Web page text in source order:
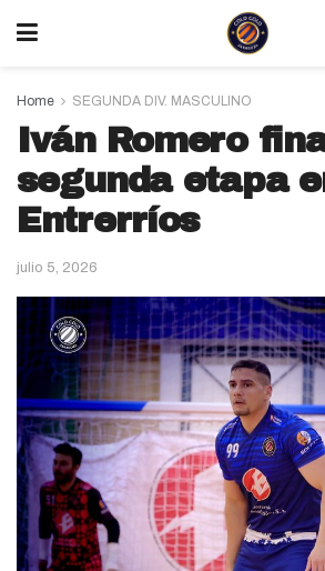
Home SEGUNDA DIV. MASCULINO
Iván Romero
segunda etapa
Entrerríos
julio 5, 2026